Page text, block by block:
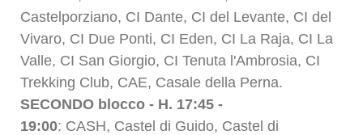
Castelporziano, CI Dante, CI del Levante, CI del
Vivaro, CI Due Ponti, CI Eden, CI La Raja, CI La
Valle, CI San Giorgio, CI Tenuta l'Ambrosia, CI
Trekking Club, CAE, Casale della Perna.
SECONDO blocco - H. 17:45 -
19:00: CASH, Castel di Guido, Castel di